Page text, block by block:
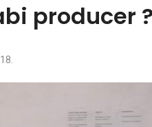
producer ?